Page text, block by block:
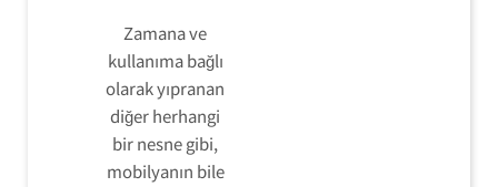
Zamana ve
kullanıma bağlı
olarak yıpranan
diğer herhangi
bir nesne gibi,
mobilyanın bile